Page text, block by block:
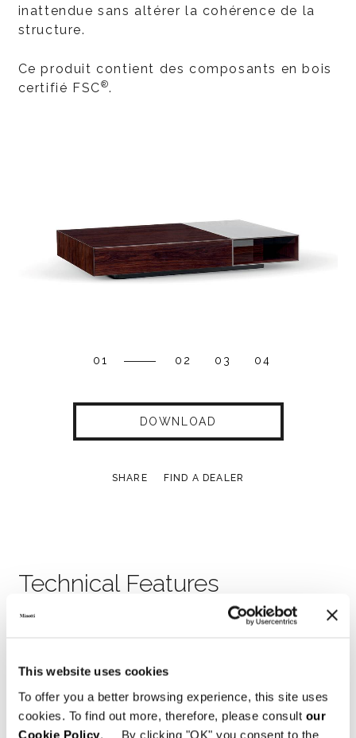
This website uses cookies
To offer you a better browsing experience, this site uses
cookies. To find out more, therefore, please consult our
Cookie Policy. By clicking "OK" you consent to the
inattendue sans altérer la cohérence de la
structure.
Ce produit contient des composants en bois
certifié FSC®.
01 02 03 04
DOWNLOAD
SHARE FIND A DEALER
Technical Features